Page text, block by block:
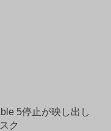
5停止が映し出し
ク